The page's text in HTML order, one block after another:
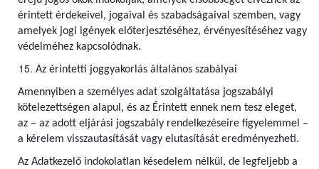
érintett érdekeivel, jogaival és szabadságaival szemben, vagy
amelyek jogi igények előterjesztéséhez, érvényesítéséhez vagy
védelméhez kapcsolódnak.
Az érintetti joggyakorlás általános szabályai
Amennyiben a személyes adat szolgáltatása jogszabályi
kötelezettségen alapul, és az Érintett ennek nem tesz eleget,
az – az adott eljárási jogszabály rendelkezéseire figyelemmel –
a kérelem visszautasítását vagy elutasítását eredményezheti.
Az Adatkezelő indokolatlan késedelem nélkül, de legfeljebb a